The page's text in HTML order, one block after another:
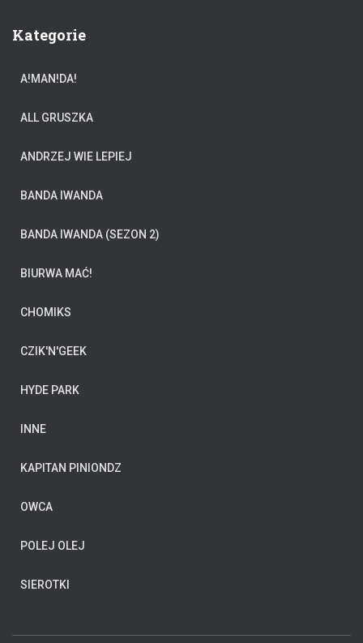
Kategorie
A!MAN!DA!
ALL GRUSZKA
ANDRZEJ WIE LEPIEJ
BANDA IWANDA
BANDA IWANDA (SEZON 2)
BIURWA MAĆ!
CHOMIKS
CZIK'N'GEEK
HYDE PARK
INNE
KAPITAN PINIONDZ
OWCA
POLEJ OLEJ
SIEROTKI